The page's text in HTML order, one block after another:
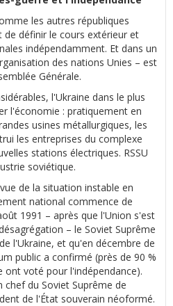
les autres républiques
définir le cours extérieur et
indépendamment. Et dans un
des nations Unies – est
Générale.
l'Ukraine dans le plus
l'économie : pratiquement en
usines métallurgiques, les
les entreprises du complexe
stations électriques. RSSU
soviétique.
de la situation instable en
national commence de
1991 – après que l'Union s'est
– le Soviet Suprême
l'Ukraine, et qu'en décembre de
public a confirmé (près de 90 %
ont voté pour l'indépendance).
chef du Soviet Suprême de
de l'État souverain néoformé.